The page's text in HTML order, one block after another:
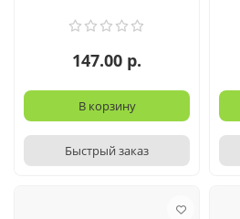
147.00 р.
В корзину
Быстрый заказ